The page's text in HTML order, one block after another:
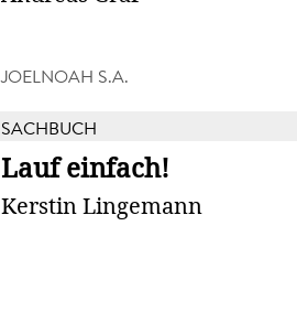
JOELNOAH S.A.
SACHBUCH
Lauf einfach!
Kerstin Lingemann